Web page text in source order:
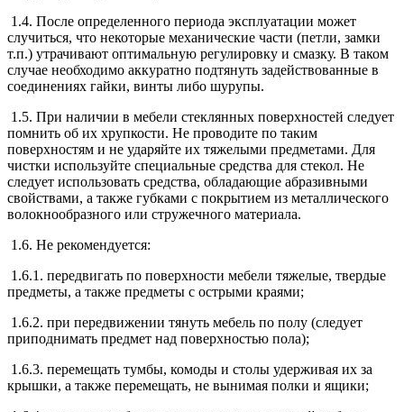
1.4. После определенного периода эксплуатации может
случиться, что некоторые механические части (петли, замки
т.п.) утрачивают оптимальную регулировку и смазку. В таком
случае необходимо аккуратно подтянуть задействованные в
соединениях гайки, винты либо шурупы.
1.5. При наличии в мебели стеклянных поверхностей следует
помнить об их хрупкости. Не проводите по таким
поверхностям и не ударяйте их тяжелыми предметами. Для
чистки используйте специальные средства для стекол. Не
следует использовать средства, обладающие абразивными
свойствами, а также губками с покрытием из металлического
волокнообразного или стружечного материала.
1.6. Не рекомендуется:
1.6.1. передвигать по поверхности мебели тяжелые, твердые
предметы, а также предметы с острыми краями;
1.6.2. при передвижении тянуть мебель по полу (следует
приподнимать предмет над поверхностью пола);
1.6.3. перемещать тумбы, комоды и столы удерживая их за
крышки, а также перемещать, не вынимая полки и ящики;